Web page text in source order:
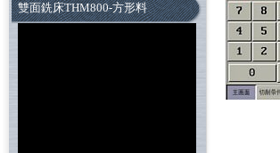
雙面銑床THM800-方形料